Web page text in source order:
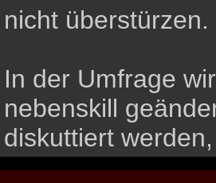
nicht überstürzen.
In der Umfrage
nebenskill
diskuttiert